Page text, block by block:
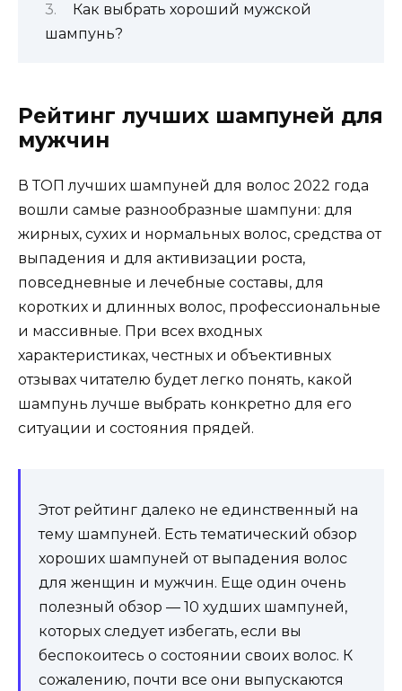
Как выбрать хороший мужской
шампунь?
Рейтинг лучших шампуней для
мужчин
В ТОП лучших шампуней для волос 2022 года
вошли самые разнообразные шампуни: для
жирных, сухих и нормальных волос, средства от
выпадения и для активизации роста,
повседневные и лечебные составы, для
коротких и длинных волос, профессиональные
и массивные. При всех входных
характеристиках, честных и объективных
отзывах читателю будет легко понять, какой
шампунь лучше выбрать конкретно для его
ситуации и состояния прядей.
Этот рейтинг далеко не единственный на
тему шампуней. Есть тематический обзор
хороших шампуней от выпадения волос
для женщин и мужчин. Еще один очень
полезный обзор — 10 худших шампуней,
которых следует избегать, если вы
беспокоитесь о состоянии своих волос. К
сожалению, почти все они выпускаются